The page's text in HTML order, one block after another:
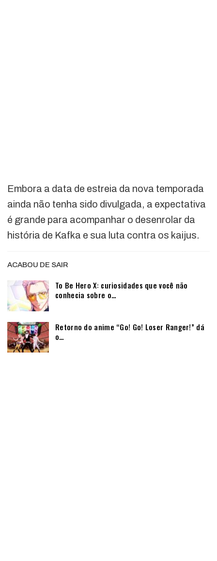
Embora a data de estreia da nova temporada
ainda não tenha sido divulgada, a expectativa
é grande para acompanhar o desenrolar da
história de Kafka e sua luta contra os kaijus.
ACABOU DE SAIR
To Be Hero X: curiosidades que você não
conhecia sobre o…
Retorno do anime “Go! Go! Loser Ranger!” dá
o…